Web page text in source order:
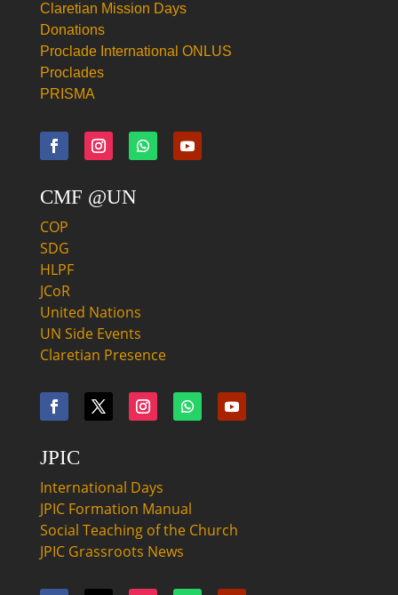
Claretian Mission Days
Donations
Proclade International ONLUS
Proclades
PRISMA
CMF @UN
COP
SDG
HLPF
JCoR
United Nations
UN Side Events
Claretian Presence
JPIC
International Days
JPIC Formation Manual
Social Teaching of the Church
JPIC Grassroots News